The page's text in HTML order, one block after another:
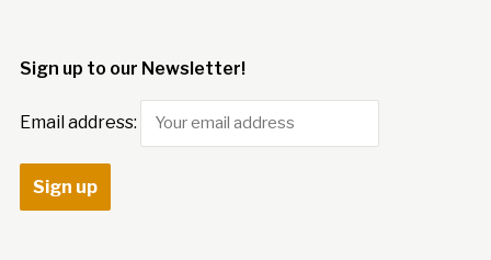
Sign up to our Newsletter!
Email address: